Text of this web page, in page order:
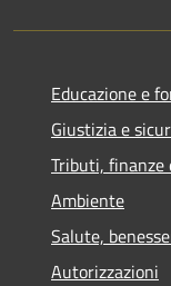
Educazione e
Giustizia e
Tributi, finanze
Ambiente
Salute,
Autorizzazioni